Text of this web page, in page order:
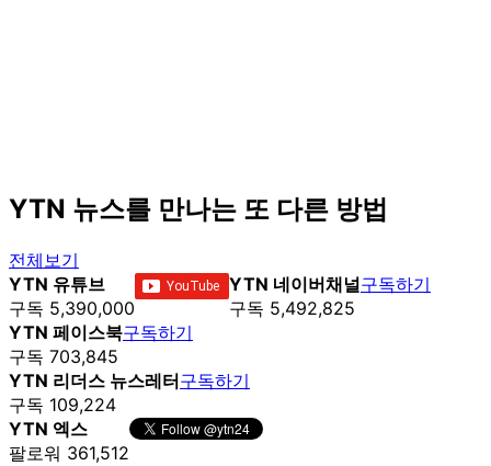
YTN 뉴스를 만나는 또 다른 방법
전체보기
YTN 유튜브
구독 5,390,000
YTN 네이버채널
구독 5,492,825
구독하기
YTN 페이스북
구독 703,845
구독하기
YTN 리더스 뉴스레터
구독 109,224
구독하기
YTN 엑스
팔로워 361,512